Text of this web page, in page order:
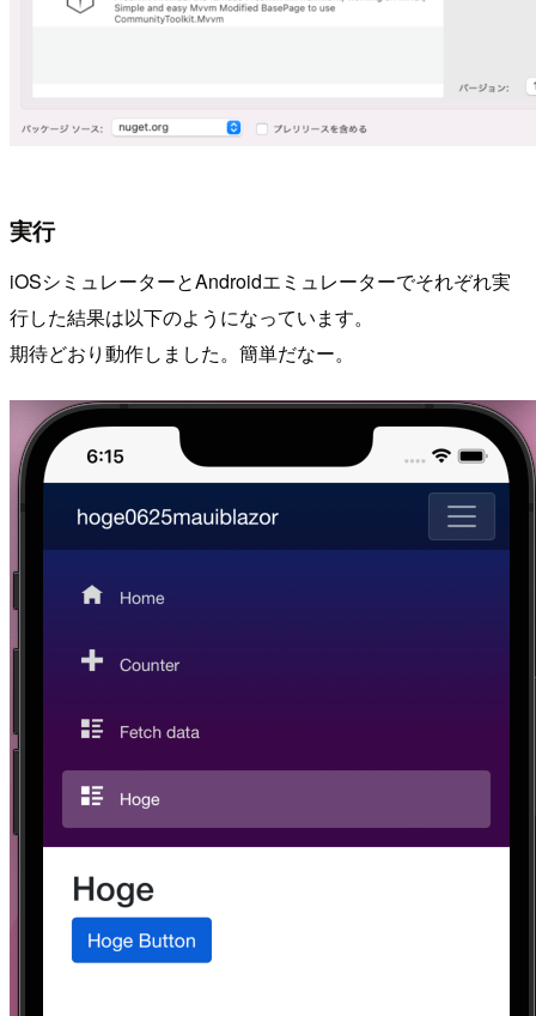
実行
iOSシミュレーターとAndroidエミュレーターでそれぞれ実
行した結果は以下のようになっています。
期待どおり動作しました。簡単だなー。